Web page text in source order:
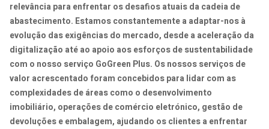
relevância para enfrentar os desafios atuais da cadeia de
abastecimento. Estamos constantemente a adaptar-nos à
evolução das exigências do mercado, desde a aceleração da
digitalização até ao apoio aos esforços de sustentabilidade
com o nosso serviço GoGreen Plus. Os nossos serviços de
valor acrescentado foram concebidos para lidar com as
complexidades de áreas como o desenvolvimento
imobiliário, operações de comércio eletrónico, gestão de
devoluções e embalagem, ajudando os clientes a enfrentar